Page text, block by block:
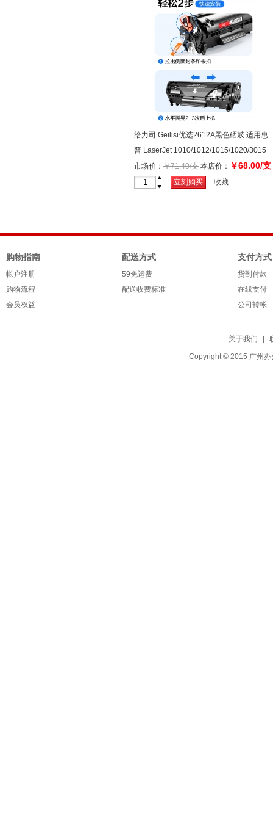
给力司 Geilisi优选2612A黑色硒鼓 适用惠
普 LaserJet 1010/1012/1015/1020/3015
市场价： ￥71.40/支 本店价： ￥68.00/支
-
立刻购买 收藏
购物指南
帐户注册
购物流程
会员权益
配送方式
59免运费
配送收费标准
支付方式
货到付款
在线支付
公司转帐
关于我们
Copyright © 2015 广州办